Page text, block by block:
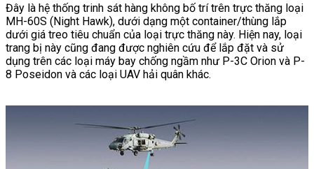
Đây là hệ thống trinh sát hàng không bố trí trên trực thăng loại
MH-60S (Night Hawk), dưới dạng một container/thùng lắp
dưới giá treo tiêu chuẩn của loại trực thăng này. Hiện nay, loại
trang bị này cũng đang được nghiên cứu để lắp đặt và sử
dụng trên các loại máy bay chống ngầm như P-3C Orion và P-
8 Poseidon và các loại UAV hải quân khác.